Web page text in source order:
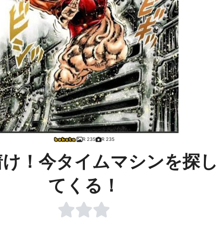
R 235 R 235
！今タイムマシンを探し
てくる！